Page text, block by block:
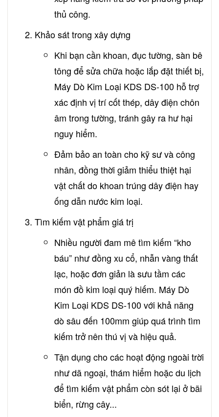
thủ công.
Khảo sát trong xây dựng
Khi bạn cần khoan, đục tường, sàn bê
tông để sửa chữa hoặc lắp đặt thiết bị,
Máy Dò Kim Loại KDS DS-100 hỗ trợ
xác định vị trí cốt thép, dây điện chôn
âm trong tường, tránh gây ra hư hại
nguy hiểm.
Đảm bảo an toàn cho kỹ sư và công
nhân, đồng thời giảm thiểu thiệt hại
vật chất do khoan trúng dây điện hay
ống dẫn nước kim loại.
Tìm kiếm vật phẩm giá trị
Nhiều người đam mê tìm kiếm “kho
báu” như đồng xu cổ, nhẫn vàng thất
lạc, hoặc đơn giản là sưu tầm các
món đồ kim loại quý hiếm. Máy Dò
Kim Loại KDS DS-100 với khả năng
dò sâu đến 100mm giúp quá trình tìm
kiếm trở nên thú vị và hiệu quả.
Tận dụng cho các hoạt động ngoài trời
như dã ngoại, thám hiểm hoặc du lịch
để tìm kiếm vật phẩm còn sót lại ở bãi
biển, rừng cây...